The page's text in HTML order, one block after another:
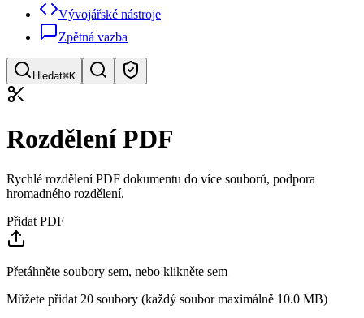
Vývojářské nástroje
Zpětná vazba
Hledat⌘K
Rychlé vyhledávání nástrojů
Rozdělení PDF
Rychlé rozdělení PDF dokumentu do více souborů, podpora
hromadného rozdělení.
Přidat PDF
Přetáhněte soubory sem, nebo klikněte sem
Můžete přidat 20 soubory (každý soubor maximálně 10.0 MB)